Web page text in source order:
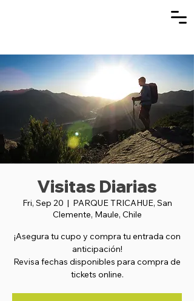
Visitas Diarias
Fri, Sep 20
  |
PARQUE TRICAHUE, San
Clemente, Maule, Chile
¡Asegura tu cupo y compra tu entrada con
anticipación!
Revisa fechas disponibles para compra de
tickets online.